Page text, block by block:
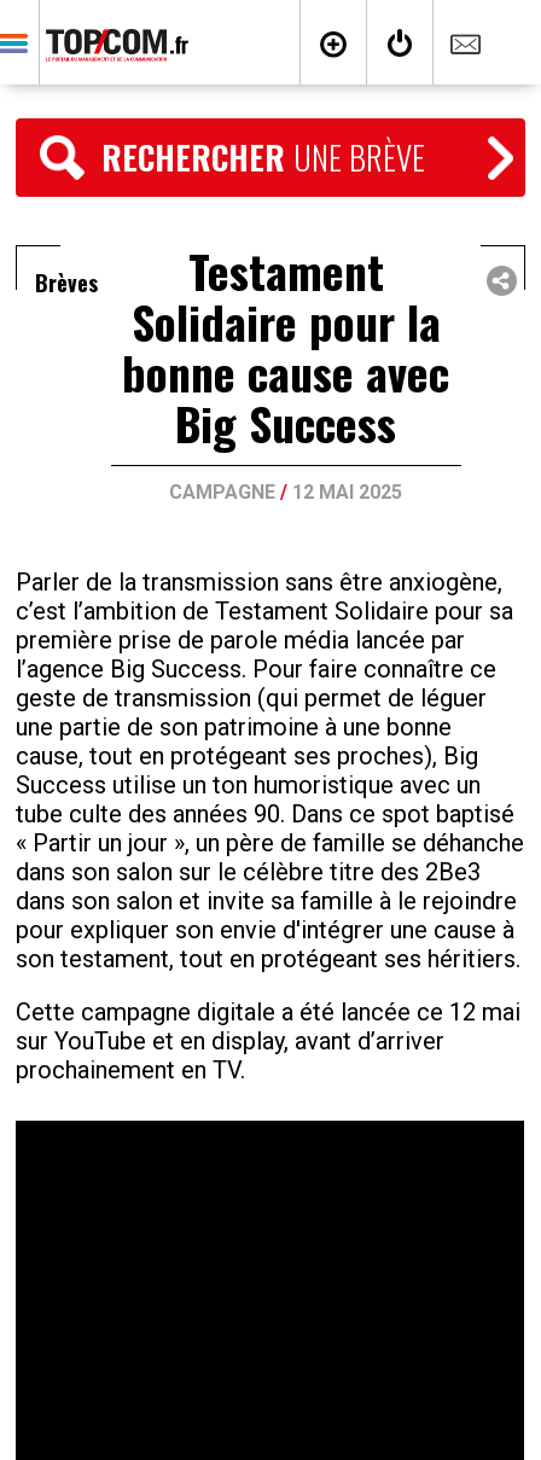
RECHERCHER UNE BRÈVE
Brèves Testament
Solidaire pour la
bonne cause avec
Big Success
CAMPAGNE / 12 MAI 2025
Parler de la transmission sans être anxiogène,
c’est l’ambition de Testament Solidaire pour sa
première prise de parole média lancée par
l’agence Big Success. Pour faire connaître ce
geste de transmission (qui permet de léguer
une partie de son patrimoine à une bonne
cause, tout en protégeant ses proches), Big
Success utilise un ton humoristique avec un
tube culte des années 90. Dans ce spot baptisé
« Partir un jour », un père de famille se déhanche
dans son salon sur le célèbre titre des 2Be3
dans son salon et invite sa famille à le rejoindre
pour expliquer son envie d'intégrer une cause à
son testament, tout en protégeant ses héritiers.
Cette campagne digitale a été lancée ce 12 mai
sur YouTube et en display, avant d’arriver
prochainement en TV.